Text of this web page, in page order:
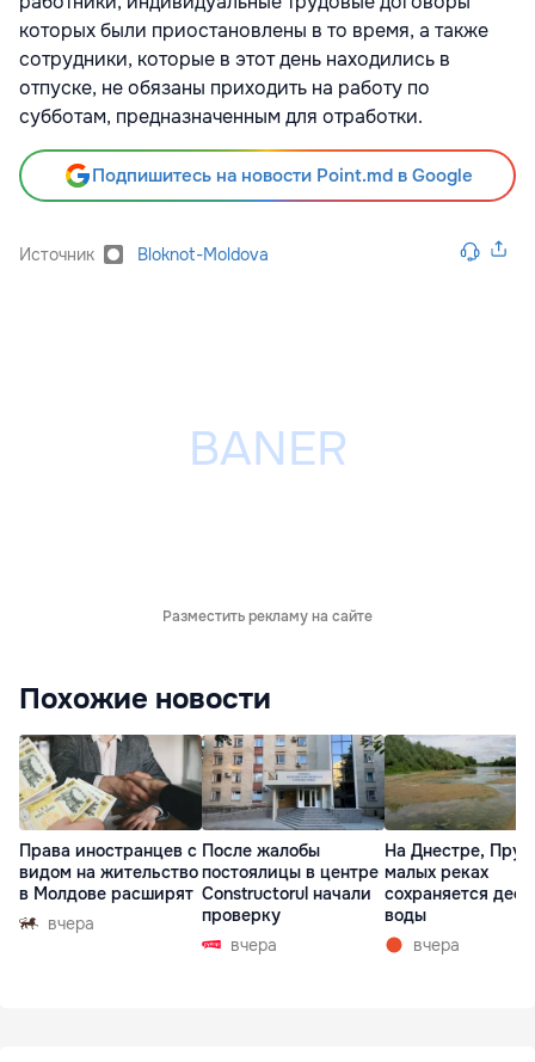
которых были приостановлены в то время, а также
сотрудники, которые в этот день находились в
отпуске, не обязаны приходить на работу по
субботам, предназначенным для отработки.
Подпишитесь на новости Point.md в Google
Источник Bloknot-Moldova
Разместить рекламу на сайте
Похожие новости
Права иностранцев с
видом на жительство
в Молдове расширят
вчера
После жалобы
постоялицы в центре
Constructorul начали
проверку
вчера
На Днестре,
малых реках
сохраняется
воды
вчера